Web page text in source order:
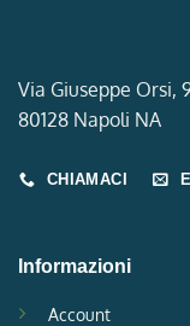
Via Giuseppe Orsi,
80128 Napoli NA
CHIAMACI
Informazioni
Account